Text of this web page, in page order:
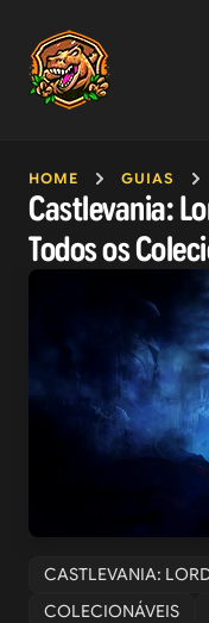
HOME GUIAS
Castlevania:
Todos os
CASTLEVANIA:
COLECIONÁVEIS